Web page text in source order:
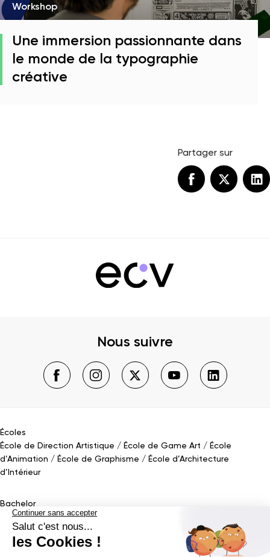
Workshop
Une immersion passionnante dans
le monde de la typographie
créative
Partager sur
Nous suivre
Écoles
École de Direction Artistique
École de Game Art
École
d’Animation
École de Graphisme
École d’Architecture
d’Intérieur
Bachelor
Bachelor Design Graphique
Bachelor Conception UI (en alternance)
Bachelor Cinéma
d’Animation 2D/3D
Bachelor Game
Interactive Design